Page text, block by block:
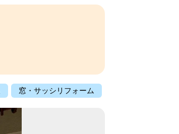
窓・サッシリフォーム